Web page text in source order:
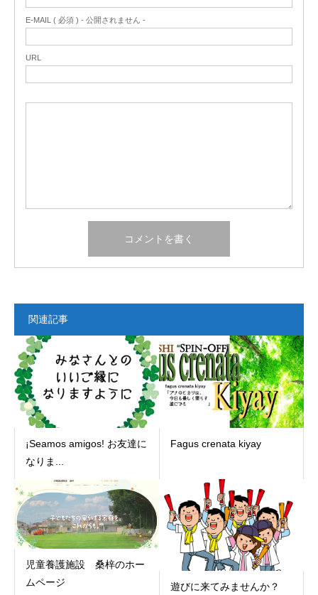
E-MAIL ( 必須 ) - 公開されません -
URL
関連記事
¡Seamos amigos! お友達に
なりま...
Fagus crenata kiyay
児童養護施設 桑梓のホー
ムページ
遊びに来てみませんか？